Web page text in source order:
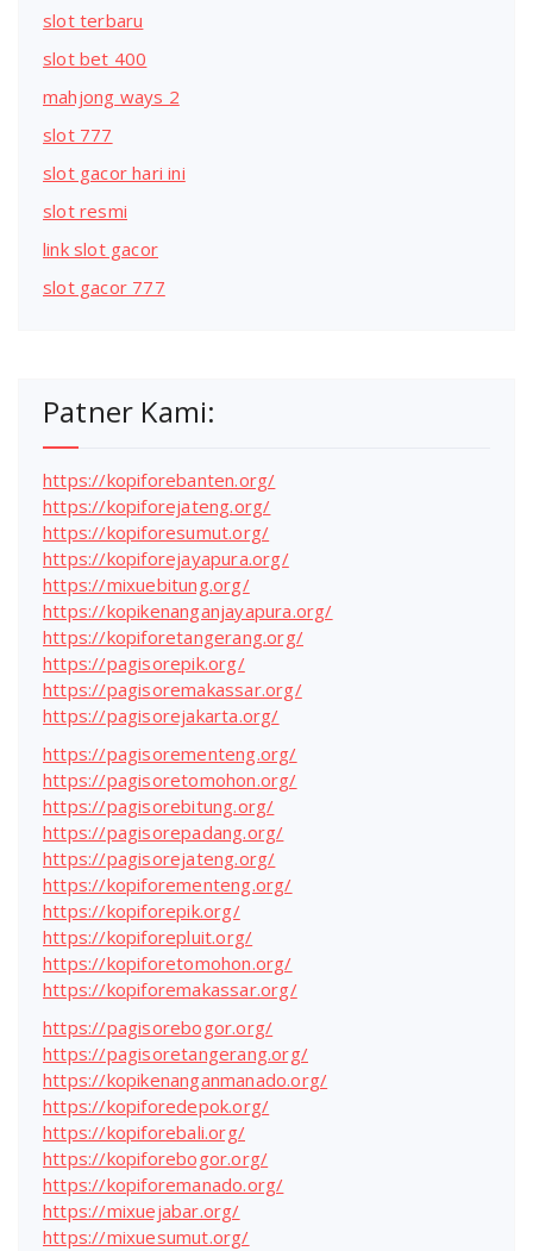
slot terbaru
slot bet 400
mahjong ways 2
slot 777
slot gacor hari ini
slot resmi
link slot gacor
slot gacor 777
Patner Kami:
https://kopiforebanten.org/
https://kopiforejateng.org/
https://kopiforesumut.org/
https://kopiforejayapura.org/
https://mixuebitung.org/
https://kopikenanganjayapura.org/
https://kopiforetangerang.org/
https://pagisorepik.org/
https://pagisoremakassar.org/
https://pagisorejakarta.org/
https://pagisorementeng.org/
https://pagisoretomohon.org/
https://pagisorebitung.org/
https://pagisorepadang.org/
https://pagisorejateng.org/
https://kopiforementeng.org/
https://kopiforepik.org/
https://kopiforepluit.org/
https://kopiforetomohon.org/
https://kopiforemakassar.org/
https://pagisorebogor.org/
https://pagisoretangerang.org/
https://kopikenanganmanado.org/
https://kopiforedepok.org/
https://kopiforebali.org/
https://kopiforebogor.org/
https://kopiforemanado.org/
https://mixuejabar.org/
https://mixuesumut.org/